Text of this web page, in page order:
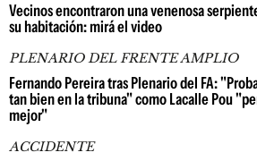
Vecinos encontraron una venenosa
su habitación: mirá el video
PLENARIO DEL FRENTE AMPLIO
Fernando Pereira tras Plenario del FA:
tan bien en la tribuna" como Lacalle Pou
mejor"
ACCIDENTE